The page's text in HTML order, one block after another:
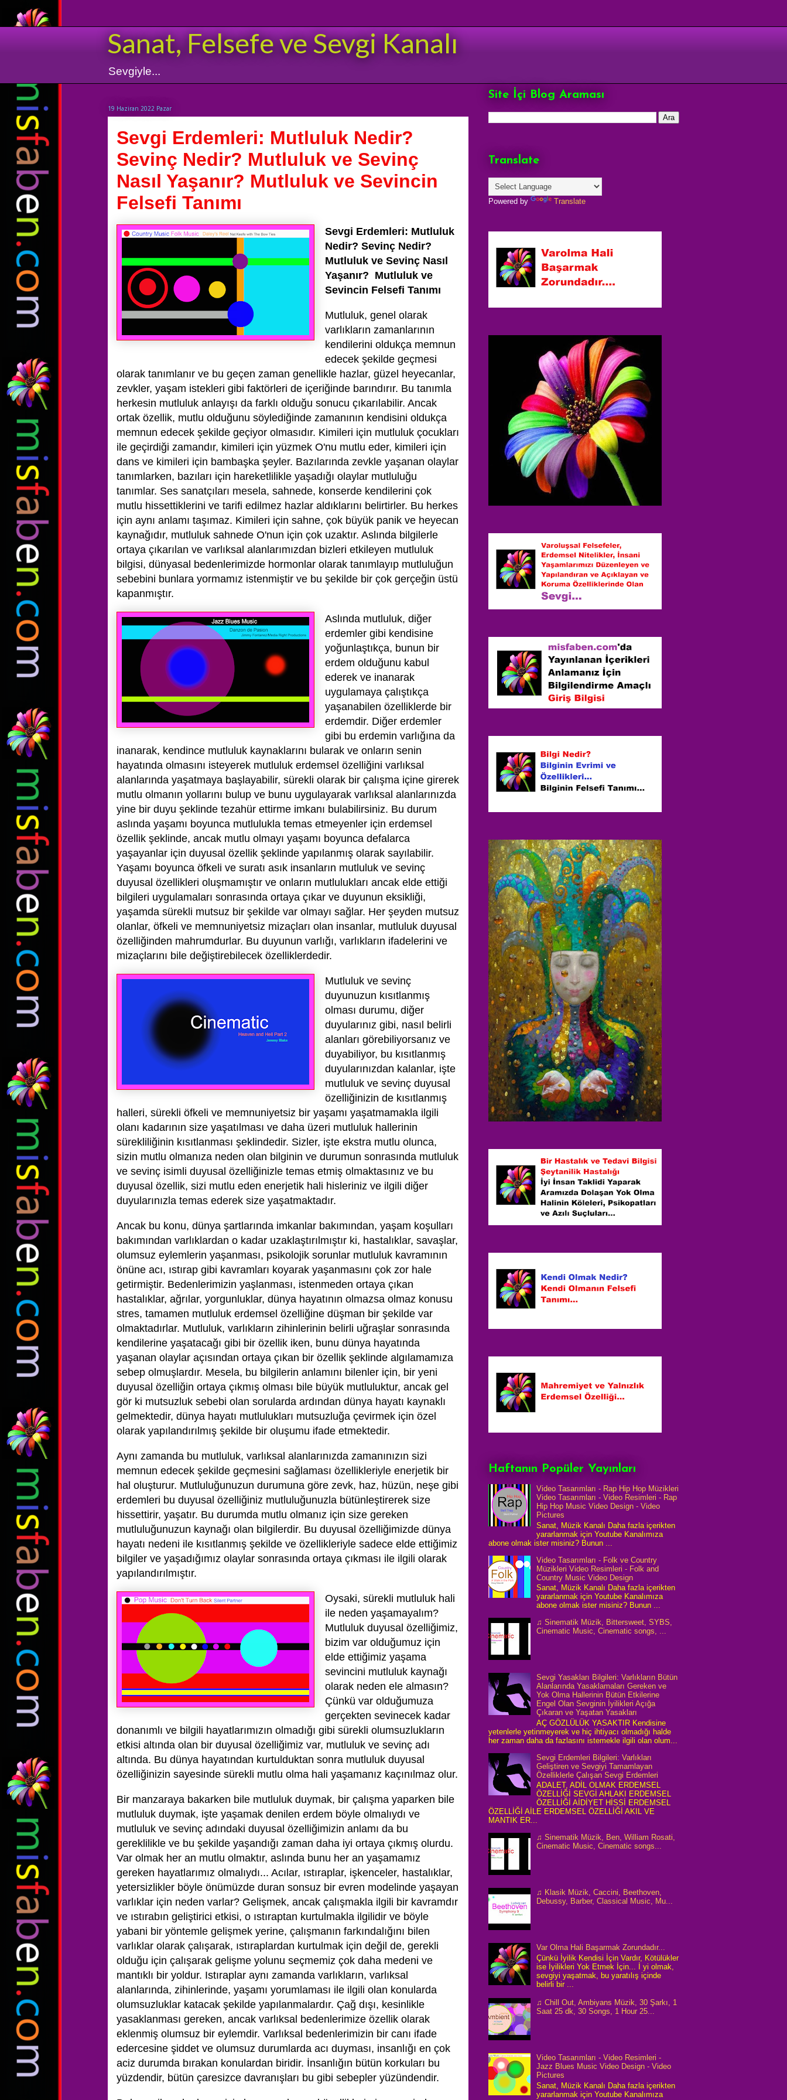
Sanat, Felsefe ve Sevgi Kanalı
Sevgiyle...
19 Haziran 2022 Pazar
Sevgi Erdemleri: Mutluluk Nedir?
Sevinç Nedir? Mutluluk ve Sevinç
Nasıl Yaşanır? Mutluluk ve Sevincin
Felsefi Tanımı
Sevgi Erdemleri: Mutluluk
Nedir? Sevinç Nedir?
Mutluluk ve Sevinç Nasıl
Yaşanır? Mutluluk ve
Sevincin Felsefi Tanımı
Mutluluk, genel olarak
varlıkların zamanlarının
kendilerini oldukça memnun
edecek şekilde geçmesi
olarak tanımlanır ve bu geçen zaman genellikle hazlar, güzel heyecanlar,
zevkler, yaşam istekleri gibi faktörleri de içeriğinde barındırır. Bu tanımla
herkesin mutluluk anlayışı da farklı olduğu sonucu çıkarılabilir. Ancak
ortak özellik, mutlu olduğunu söylediğinde zamanının kendisini oldukça
memnun edecek şekilde geçiyor olmasıdır. Kimileri için mutluluk çocukları
ile geçirdiği zamandır, kimileri için yüzmek O'nu mutlu eder, kimileri için
dans ve kimileri için bambaşka şeyler. Bazılarında zevkle yaşanan olaylar
tanımlarken, bazıları için hareketlilikle yaşadığı olaylar mutluluğu
tanımlar. Ses sanatçıları mesela, sahnede, konserde kendilerini çok
mutlu hissettiklerini ve tarifi edilmez hazlar aldıklarını belirtirler. Bu herkes
için aynı anlamı taşımaz. Kimileri için sahne, çok büyük panik ve heyecan
kaynağıdır, mutluluk sahnede O'nun için çok uzaktır. Aslında bilgilerle
ortaya çıkarılan ve varlıksal alanlarımızdan bizleri etkileyen mutluluk
bilgisi, dünyasal bedenlerimizde hormonlar olarak tanımlayıp mutluluğun
sebebini bunlara yormamız istenmiştir ve bu şekilde bir çok gerçeğin üstü
kapanmıştır.
Aslında mutluluk, diğer
erdemler gibi kendisine
yoğunlaştıkça, bunun bir
erdem olduğunu kabul
ederek ve inanarak
uygulamaya çalıştıkça
yaşanabilen özelliklerde bir
erdemdir. Diğer erdemler
gibi bu erdemin varlığına da
inanarak, kendince mutluluk kaynaklarını bularak ve onların senin
hayatında olmasını isteyerek mutluluk erdemsel özelliğini varlıksal
alanlarında yaşatmaya başlayabilir, sürekli olarak bir çalışma içine girerek
mutlu olmanın yollarını bulup ve bunu uygulayarak varlıksal alanlarınızda
yine bir duyu şeklinde tezahür ettirme imkanı bulabilirsiniz. Bu durum
aslında yaşamı boyunca mutlulukla temas etmeyenler için erdemsel
özellik şeklinde, ancak mutlu olmayı yaşamı boyunca defalarca
yaşayanlar için duyusal özellik şeklinde yapılanmış olarak sayılabilir.
Yaşamı boyunca öfkeli ve suratı asık insanların mutluluk ve sevinç
duyusal özellikleri oluşmamıştır ve onların mutlulukları ancak elde ettiği
bilgileri uygulamaları sonrasında ortaya çıkar ve duyunun eksikliği,
yaşamda sürekli mutsuz bir şekilde var olmayı sağlar. Her şeyden mutsuz
olanlar, öfkeli ve memnuniyetsiz mizaçları olan insanlar, mutluluk duyusal
özelliğinden mahrumdurlar. Bu duyunun varlığı, varlıkların ifadelerini ve
mizaçlarını bile değiştirebilecek özelliklerdedir.
Mutluluk ve sevinç
duyunuzun kısıtlanmış
olması durumu, diğer
duyularınız gibi, nasıl belirli
alanları görebiliyorsanız ve
duyabiliyor, bu kısıtlanmış
duyularınızdan kalanlar, işte
mutluluk ve sevinç duyusal
özelliğinizin de kısıtlanmış
halleri, sürekli öfkeli ve memnuniyetsiz bir yaşamı yaşatmamakla ilgili
olanı kadarının size yaşatılması ve daha üzeri mutluluk hallerinin
sürekliliğinin kısıtlanması şeklindedir. Sizler, işte ekstra mutlu olunca,
sizin mutlu olmanıza neden olan bilginin ve durumun sonrasında mutluluk
ve sevinç isimli duyusal özelliğinizle temas etmiş olmaktasınız ve bu
duyusal özellik, sizi mutlu eden enerjetik hali hisleriniz ve ilgili diğer
duyularınızla temas ederek size yaşatmaktadır.
Ancak bu konu, dünya şartlarında imkanlar bakımından, yaşam koşulları
bakımından varlıklardan o kadar uzaklaştırılmıştır ki, hastalıklar, savaşlar,
olumsuz eylemlerin yaşanması, psikolojik sorunlar mutluluk kavramının
önüne acı, ıstırap gibi kavramları koyarak yaşanmasını çok zor hale
getirmiştir. Bedenlerimizin yaşlanması, istenmeden ortaya çıkan
hastalıklar, ağrılar, yorgunluklar, dünya hayatının olmazsa olmaz konusu
stres, tamamen mutluluk erdemsel özelliğine düşman bir şekilde var
olmaktadırlar. Mutluluk, varlıkların zihinlerinin belirli uğraşlar sonrasında
kendilerine yaşatacağı gibi bir özellik iken, bunu dünya hayatında
yaşanan olaylar açısından ortaya çıkan bir özellik şeklinde algılamamıza
sebep olmuşlardır. Mesela, bu bilgilerin anlamını bilenler için, bir yeni
duyusal özelliğin ortaya çıkmış olması bile büyük mutluluktur, ancak gel
gör ki mutsuzluk sebebi olan sorularda ardından dünya hayatı kaynaklı
gelmektedir, dünya hayatı mutlulukları mutsuzluğa çevirmek için özel
olarak yapılandırılmış şekilde bir oluşumu ifade etmektedir.
Aynı zamanda bu mutluluk, varlıksal alanlarınızda zamanınızın sizi
memnun edecek şekilde geçmesini sağlaması özellikleriyle enerjetik bir
hal oluşturur. Mutluluğunuzun durumuna göre zevk, haz, hüzün, neşe gibi
erdemleri bu duyusal özelliğiniz mutluluğunuzla bütünleştirerek size
hissettirir, yaşatır. Bu durumda mutlu olmanız için size gereken
mutluluğunuzun kaynağı olan bilgilerdir. Bu duyusal özelliğimizde dünya
hayatı nedeni ile kısıtlanmış şekilde ve özellikleriyle sadece elde ettiğimiz
bilgiler ve yaşadığımız olaylar sonrasında ortaya çıkması ile ilgili olarak
yapılandırılmıştır.
Oysaki, sürekli mutluluk hali
ile neden yaşamayalım?
Mutluluk duyusal özelliğimiz,
bizim var olduğumuz için
elde ettiğimiz yaşama
sevincini mutluluk kaynağı
olarak neden ele almasın?
Çünkü var olduğumuza
gerçekten sevinecek kadar
donanımlı ve bilgili hayatlarımızın olmadığı gibi sürekli olumsuzlukların
etkisi altında olan bir duyusal özelliğimiz var, mutluluk ve sevinç adı
altında. Bu dünya hayatından kurtulduktan sonra mutluluk duyusal
özelliğinizin sayesinde sürekli mutlu olma hali yaşamanız kaçınılmaz olur.
Bir manzaraya bakarken bile mutluluk duymak, bir çalışma yaparken bile
mutluluk duymak, işte yaşamak denilen erdem böyle olmalıydı ve
mutluluk ve sevinç adındaki duyusal özelliğimizin anlamı da bu
gereklilikle ve bu şekilde yaşandığı zaman daha iyi ortaya çıkmış olurdu.
Var olmak her an mutlu olmaktır, aslında bunu her an yaşamamız
gereken hayatlarımız olmalıydı... Acılar, ıstıraplar, işkenceler, hastalıklar,
yetersizlikler böyle önümüzde duran sonsuz bir evren modelinde yaşayan
varlıklar için neden varlar? Gelişmek, ancak çalışmakla ilgili bir kavramdır
ve ıstırabın geliştirici etkisi, o ıstıraptan kurtulmakla ilgilidir ve böyle
yabani bir yöntemle gelişmek yerine, çalışmanın farkındalığını bilen
varlıklar olarak çalışarak, ıstıraplardan kurtulmak için değil de, gerekli
olduğu için çalışarak gelişme yolunu seçmemiz çok daha medeni ve
mantıklı bir yoldur. Istıraplar aynı zamanda varlıkların, varlıksal
alanlarında, zihinlerinde, yaşamı yorumlaması ile ilgili olan konularda
olumsuzluklar katacak şekilde yapılanmalardır. Çağ dışı, kesinlikle
yasaklanması gereken, ancak varlıksal bedenlerimize özellik olarak
eklenmiş olumsuz bir eylemdir. Varlıksal bedenlerimizin bir canı ifade
edercesine şiddet ve olumsuz durumlarda acı duyması, insanlığı en çok
aciz durumda bırakan konulardan biridir. İnsanlığın bütün korkuları bu
yüzdendir, bütün çaresizce davranışları bu gibi sebepler yüzündendir.
Site İçi Blog Araması
Translate
Powered by Translate
Haftanın Popüler Yayınları
Video Tasarımları - Rap Hip Hop Müzikleri
Video Tasarımları - Video Resimleri - Rap
Hip Hop Music Video Design - Video
Pictures
Sanat, Müzik Kanalı Daha fazla içerikten
yararlanmak için Youtube Kanalımıza
abone olmak ister misiniz? Bunun ...
Video Tasarımları - Folk ve Country
Müzikleri Video Resimleri - Folk and
Country Music Video Design
Sanat, Müzik Kanalı Daha fazla içerikten
yararlanmak için Youtube Kanalımıza
abone olmak ister misiniz? Bunun ...
♫ Sinematik Müzik, Bittersweet, SYBS,
Cinematic Music, Cinematic songs, ...
Sevgi Yasakları Bilgileri: Varlıkların Bütün
Alanlarında Yasaklamaları Gereken ve
Yok Olma Hallerinin Bütün Etkilerine
Engel Olan Sevginin İyilikleri Açığa
Çıkaran ve Yaşatan Yasakları
AÇ GÖZLÜLÜK YASAKTIR Kendisine
yetenlerle yetinmeyerek ve hiç ihtiyacı olmadığı halde
her zaman daha da fazlasını istemekle ilgili olan olum...
Sevgi Erdemleri Bilgileri: Varlıkları
Geliştiren ve Sevgiyi Tamamlayan
Özelliklerle Çalışan Sevgi Erdemleri
ADALET, ADİL OLMAK ERDEMSEL
ÖZELLİĞİ SEVGİ AHLAKI ERDEMSEL
ÖZELLİĞİ AİDİYET HİSSİ ERDEMSEL
ÖZELLİĞİ AİLE ERDEMSEL ÖZELLİĞİ AKIL VE
MANTIK ER...
♫ Sinematik Müzik, Ben, William Rosati,
Cinematic Music, Cinematic songs...
♫ Klasik Müzik, Caccini, Beethoven,
Debussy, Barber, Classical Music, Mu...
Var Olma Hali Başarmak Zorundadır...
Çünkü İyilik Kendisi İçin Vardır, Kötülükler
ise İyilikleri Yok Etmek İçin... İ yi olmak,
sevgiyi yaşatmak, bu yaratılış içinde
belirli bir ...
♫ Chill Out, Ambiyans Müzik, 30 Şarkı, 1
Saat 25 dk, 30 Songs, 1 Hour 25...
Video Tasarımları - Video Resimleri -
Jazz Blues Music Video Design - Video
Pictures
Sanat, Müzik Kanalı Daha fazla içerikten
yararlanmak için Youtube Kanalımıza